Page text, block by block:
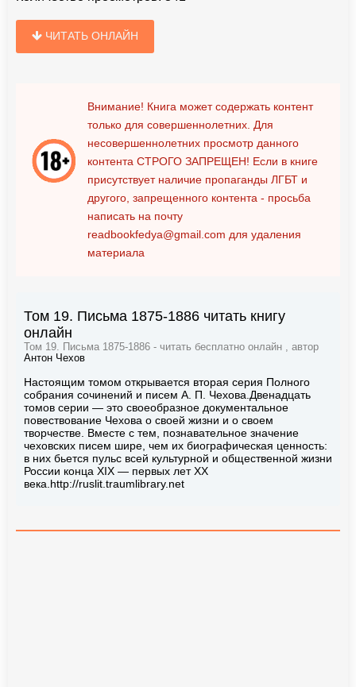
ЧИТАТЬ ОНЛАЙН
Внимание! Книга может содержать контент
только для совершеннолетних. Для
несовершеннолетних просмотр данного
контента СТРОГО ЗАПРЕЩЕН! Если в книге
присутствует наличие пропаганды ЛГБТ и
другого, запрещенного контента - просьба
написать на почту
readbookfedya@gmail.com для удаления
материала
Том 19. Письма 1875-1886 читать книгу
онлайн
Том 19. Письма 1875-1886 - читать бесплатно онлайн , автор
Антон Чехов
Настоящим томом открывается вторая серия Полного
собрания сочинений и писем А. П. Чехова.Двенадцать
томов серии — это своеобразное документальное
повествование Чехова о своей жизни и о своем
творчестве. Вместе с тем, познавательное значение
чеховских писем шире, чем их биографическая ценность:
в них бьется пульс всей культурной и общественной жизни
России конца XIX — первых лет XX
века.http://ruslit.traumlibrary.net